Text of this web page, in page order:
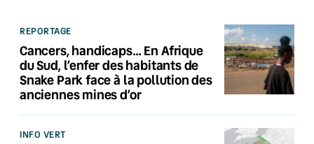
REPORTAGE
Cancers, handicaps… En Afrique
du Sud, l’enfer des habitants de
Snake Park face à la pollution des
anciennes mines d’or
INFO VERT